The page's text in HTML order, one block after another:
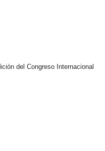
del Congreso Internacional